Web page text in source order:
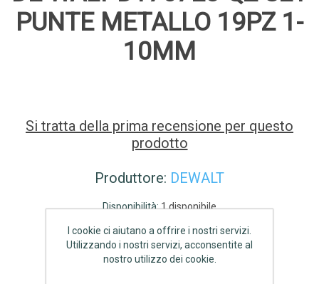
PUNTE METALLO 19PZ 1-
10MM
Si tratta della prima recensione per questo
prodotto
Produttore: DEWALT
Disponibilità:1 disponibile
€34,65 IVA inclusa
I cookie ci aiutano a offrire i nostri servizi.
Utilizzando i nostri servizi, acconsentite al
nostro utilizzo dei cookie.